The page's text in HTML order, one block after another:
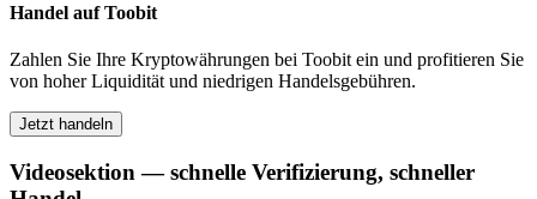
Handel auf Toobit
Zahlen Sie Ihre Kryptowährungen bei Toobit ein und profitieren Sie
von hoher Liquidität und niedrigen Handelsgebühren.
Jetzt handeln
Videosektion — schnelle Verifizierung, schneller